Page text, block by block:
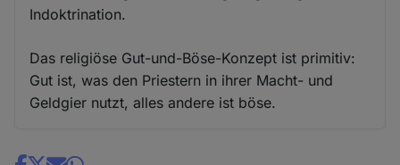
Indoktrination.
Das religiöse Gut-und-Böse-Konzept ist primitiv:
Gut ist, was den Priestern in ihrer Macht- und
Geldgier nutzt, alles andere ist böse.